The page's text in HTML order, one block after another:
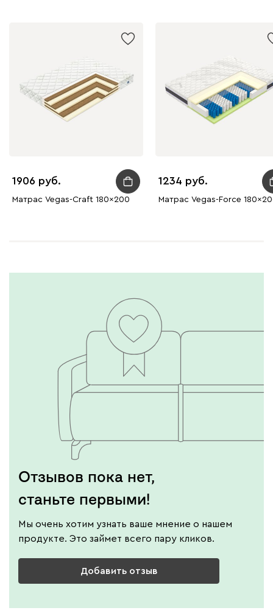
1906
Матрас Vegas-Craft 180x200
1234
Матрас Vegas-Force
Отзывов пока нет,
станьте первыми!
Мы очень хотим узнать ваше мнение о нашем
продукте. Это займет всего пару кликов.
Добавить отзыв